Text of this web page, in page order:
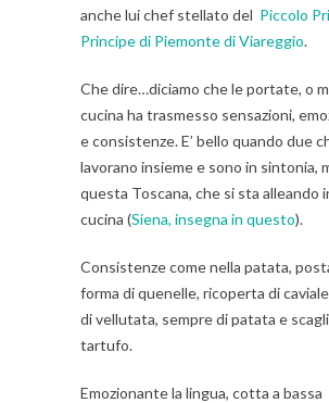
anche lui chef stellato del Piccolo
Principe di Piemonte di Viareggio.
Che dire…diciamo che le portate, o
cucina ha trasmesso sensazioni,
e consistenze. E’ bello quando due
lavorano insieme e sono in sintonia,
questa Toscana, che si sta alleando
cucina (Siena, insegna in questo).
Consistenze come nella patata,
forma di quenelle, ricoperta di
di vellutata, sempre di patata e
tartufo.
Emozionante la lingua, cotta a bassa